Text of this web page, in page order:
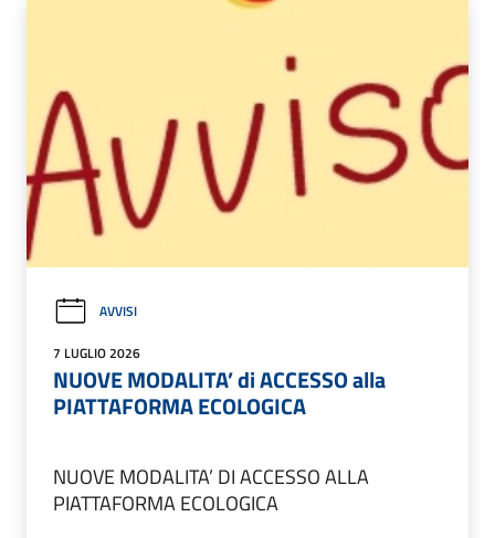
AVVISI
7 LUGLIO 2026
NUOVE MODALITA’ di ACCESSO alla
PIATTAFORMA ECOLOGICA
NUOVE MODALITA’ DI ACCESSO ALLA
PIATTAFORMA ECOLOGICA